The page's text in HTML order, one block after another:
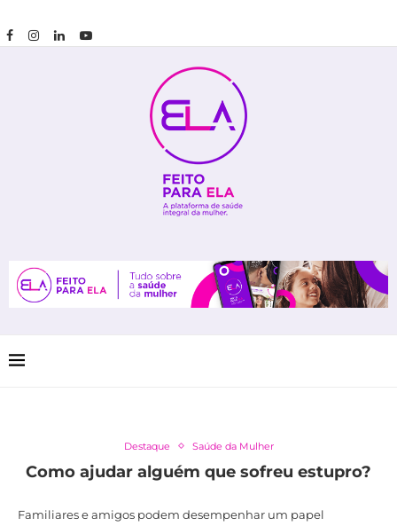
Destaque Saúde da Mulher
Como ajudar alguém que sofreu estupro?
Familiares e amigos podem desempenhar um papel